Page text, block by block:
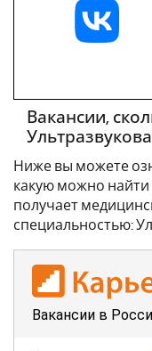
Вакансии,
Ниже вы можете
какую можно найти
получает
специальностью:
Вакансии в